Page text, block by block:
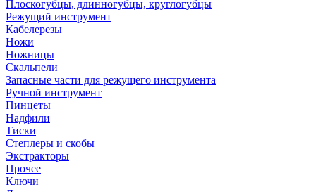
Плоскогубцы, длинногубцы, круглогубцы
Режущий инструмент
Кабелерезы
Ножи
Ножницы
Скальпели
Запасные части для режущего инструмента
Ручной инструмент
Пинцеты
Надфили
Тиски
Степлеры и скобы
Экстракторы
Прочее
Ключи